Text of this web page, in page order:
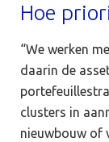
Hoe
“We werken
daarin de
clusters in
nieuwbouw of